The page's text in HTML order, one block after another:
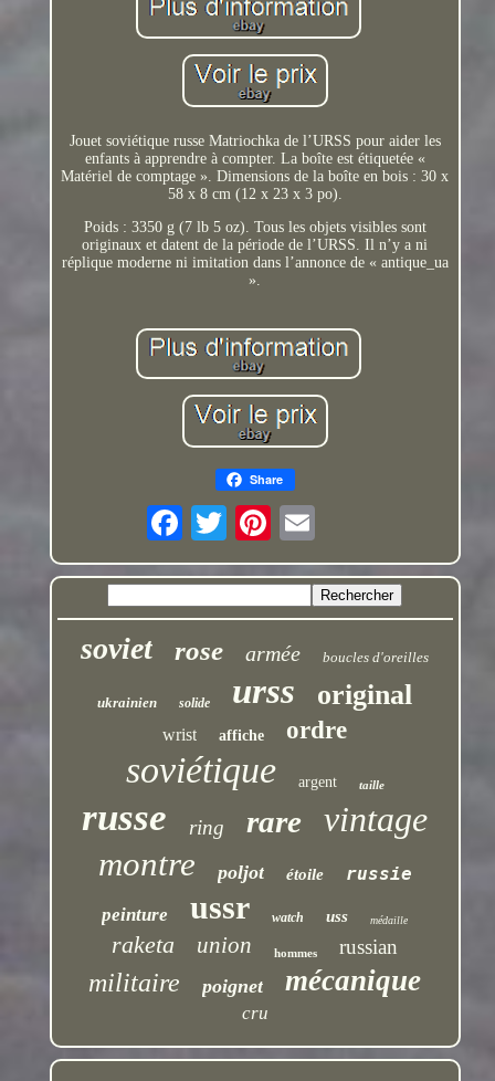
Jouet soviétique russe Matriochka de l’URSS pour aider les
enfants à apprendre à compter. La boîte est étiquetée «
Matériel de comptage ». Dimensions de la boîte en bois : 30 x
58 x 8 cm (12 x 23 x 3 po).
Poids : 3350 g (7 lb 5 oz). Tous les objets visibles sont
originaux et datent de la période de l’URSS. Il n’y a ni
réplique moderne ni imitation dans l’annonce de « antique_ua
».
Share
soviet rose armée boucles d'oreilles
ukrainien solide urss original
wrist affiche ordre
soviétique argent taille
russe ring rare vintage
montre poljot étoile
russie
peinture
ussr watch uss médaille
raketa union hommes russian
militaire poignet mécanique
cru